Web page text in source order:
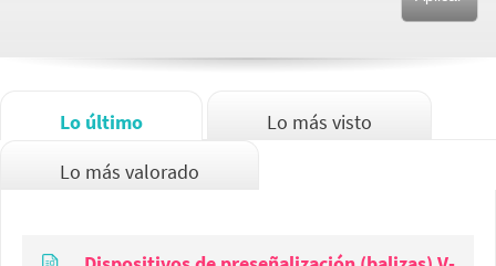
Lo último Lo más visto
Lo más valorado